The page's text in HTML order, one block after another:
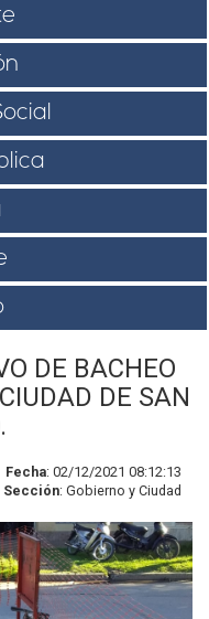
DE BACHEO
DE SAN
Fecha: 02/12/2021 08:12:13
Sección: Gobierno y Ciudad